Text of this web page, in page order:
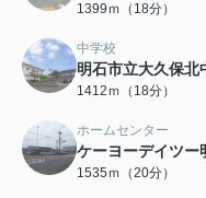
1399ｍ（18分）
中学校
明石市立大久保北
1412ｍ（18分）
ホームセンター
ケーヨーデイツー
1535ｍ（20分）